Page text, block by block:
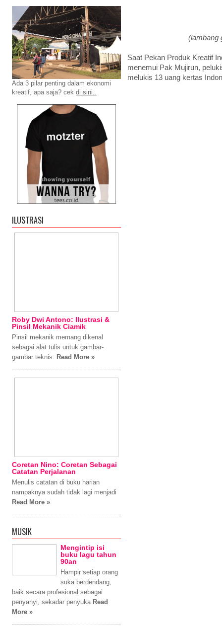
(lambang
Saat Pekan Produk Kreatif
menemui Pak Mujirun,
melukis 13 uang kertas
Ada 3 pilar penting dalam ekonomi
kreatif, apa saja? cek di sini..
ILUSTRASI
Roby Dwi Antono: Ilustrasi &
Pinsil Mekanik Ciamik
Pinsil mekanik memang dikenal
sebagai alat tulis untuk gambar-
gambar teknis.
Read More »
Coretan Nino: Coretan Sebagai
Catatan Perjalanan
Menulis catatan di buku harian
nampaknya sudah tidak lagi menjadi
Read More »
MUSIK
Mengintip isi
buku lagu tahun
90an
Hampir setiap orang
suka berdendang,
baik secara profesional sebagai
penyanyi, sekadar penyuka Read
More »